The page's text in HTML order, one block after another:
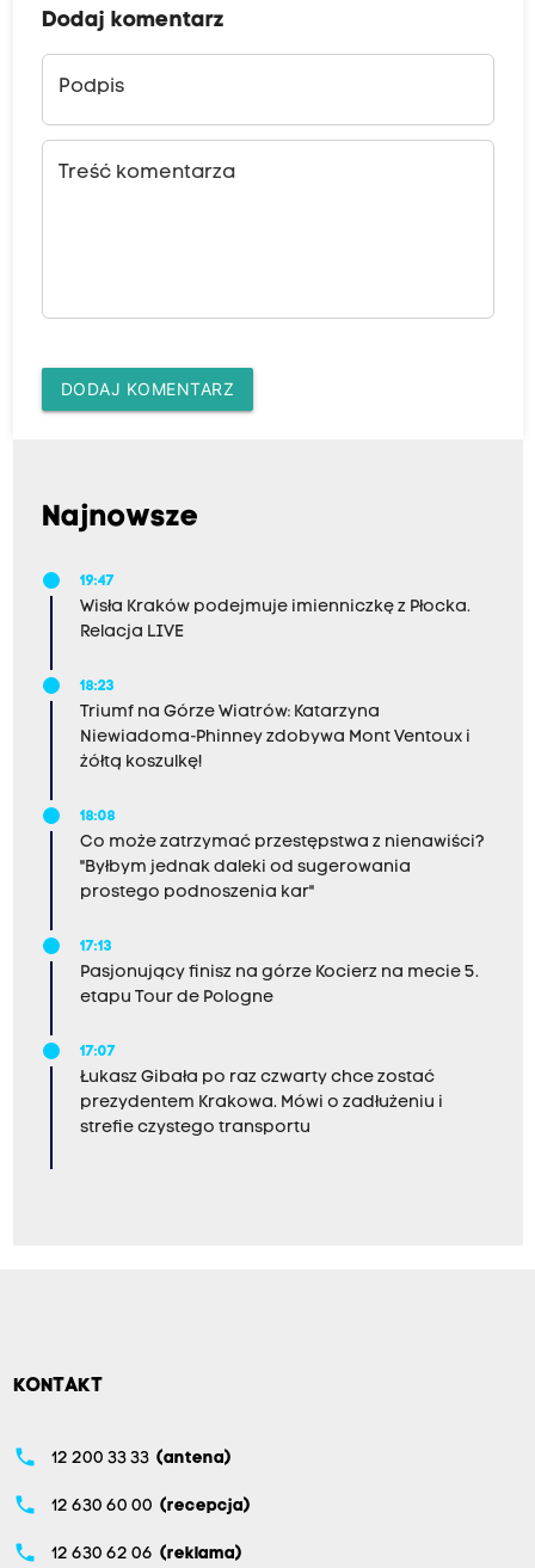
Dodaj komentarz
Podpis
Treść komentarza
DODAJ KOMENTARZ
Najnowsze
19:47
Wisła Kraków podejmuje imienniczkę z Płocka.
Relacja LIVE
18:23
Triumf na Górze Wiatrów: Katarzyna
Niewiadoma-Phinney zdobywa Mont Ventoux i
żółtą koszulkę!
18:08
Co może zatrzymać przestępstwa z nienawiści?
"Byłbym jednak daleki od sugerowania
prostego podnoszenia kar"
17:13
Pasjonujący finisz na górze Kocierz na mecie 5.
etapu Tour de Pologne
17:07
Łukasz Gibała po raz czwarty chce zostać
prezydentem Krakowa. Mówi o zadłużeniu i
strefie czystego transportu
KONTAKT
phone 12 200 33 33 (antena)
phone 12 630 60 00 (recepcja)
phone 12 630 62 06 (reklama)